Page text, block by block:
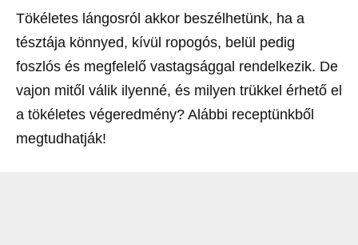
Tökéletes lángosról akkor beszélhetünk, ha a
tésztája könnyed, kívül ropogós, belül pedig
foszlós és megfelelő vastagsággal rendelkezik. De
vajon mitől válik ilyenné, és milyen trükkel érhető el
a tökéletes végeredmény? Alábbi receptünkből
megtudhatják!